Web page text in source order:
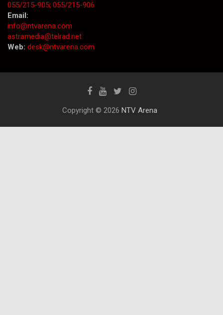
055/215-905; 055/215-906
Email:
info@ntvarena.com
astramedia@telrad.net
Web: desk@ntvarena.com
Copyright © 2026 NTV Arena